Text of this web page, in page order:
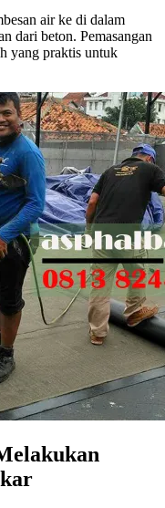
air ke di dalam
dari beton. Pemasangan
yang praktis untuk